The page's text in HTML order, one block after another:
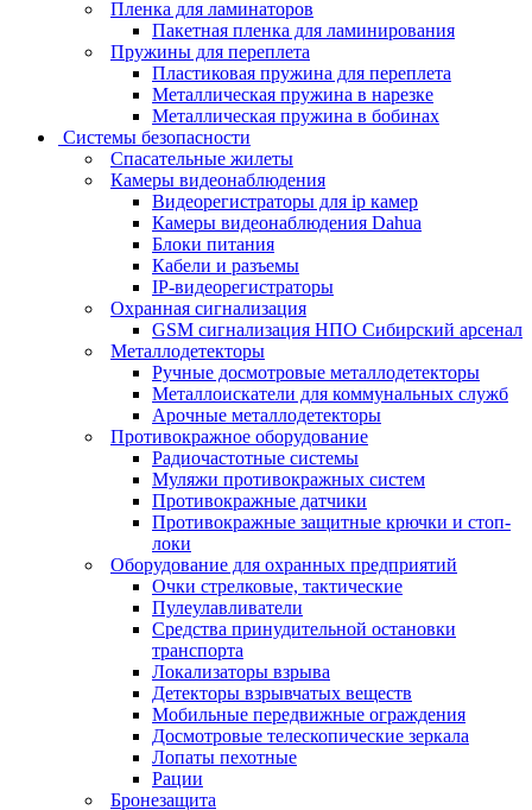
Пленка для ламинаторов
Пакетная пленка для ламинирования
Пружины для переплета
Пластиковая пружина для переплета
Металлическая пружина в нарезке
Металлическая пружина в бобинах
Системы безопасности
Спасательные жилеты
Камеры видеонаблюдения
Видеорегистраторы для ip камер
Камеры видеонаблюдения Dahua
Блоки питания
Кабели и разъемы
IP-видеорегистраторы
Охранная сигнализация
GSM сигнализация НПО Сибирский арсенал
Металлодетекторы
Ручные досмотровые металлодетекторы
Металлоискатели для коммунальных служб
Арочные металлодетекторы
Противокражное оборудование
Радиочастотные системы
Муляжи противокражных систем
Противокражные датчики
Противокражные защитные крючки и стоп-
локи
Оборудование для охранных предприятий
Очки стрелковые, тактические
Пулеулавливатели
Средства принудительной остановки
транспорта
Локализаторы взрыва
Детекторы взрывчатых веществ
Мобильные передвижные ограждения
Досмотровые телескопические зеркала
Лопаты пехотные
Рации
Бронезащита